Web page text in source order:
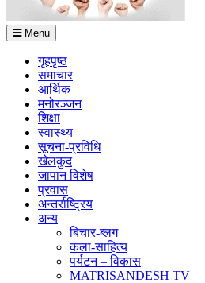
Menu
गृहपृष्ठ
समाचार
आर्थिक
मनोरञ्जन
शिक्षा
स्वास्थ्य
सूचना-प्रविधि
खेलकुद
जापान विशेष
प्रवास
अन्तर्राष्ट्रिय
अन्य
बिचार-ब्लग
कला-साहित्य
पर्यटन – विकास
MATRISANDESH TV